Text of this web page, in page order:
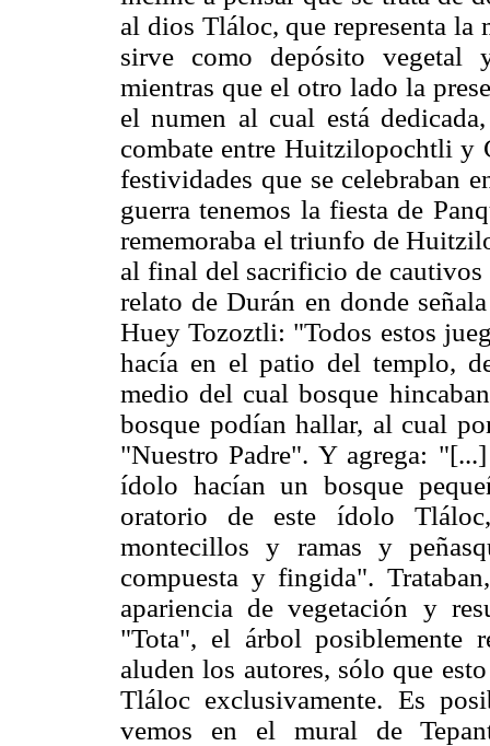
al dios Tláloc, que representa la
sirve como depósito vegetal
mientras que el otro lado la
el numen al cual está
combate entre Huitzilopochtli y
festividades que se celebraban
guerra tenemos la fiesta de
rememoraba el triunfo de
al final del sacrificio de
relato de Durán en donde
Huey Tozoztli: "Todos estos
hacía en el patio del templo,
medio del cual bosque
bosque podían hallar, al cual
"Nuestro Padre". Y agrega:
ídolo hacían un bosque
oratorio de este ídolo
montecillos y ramas y
compuesta y fingida".
apariencia de vegetación y
"Tota", el árbol posiblemente
aluden los autores, sólo que
Tláloc exclusivamente. Es
vemos en el mural de